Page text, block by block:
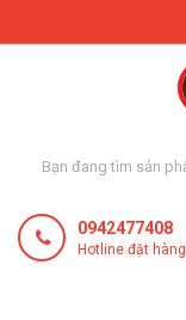
0942477408
Hotline đặt hàng